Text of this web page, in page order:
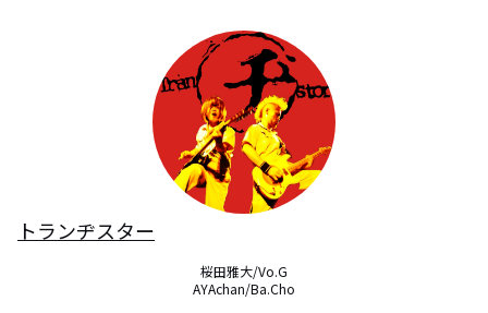
トランヂスター
桜田雅大/Vo.G
AYAchan/Ba.Cho